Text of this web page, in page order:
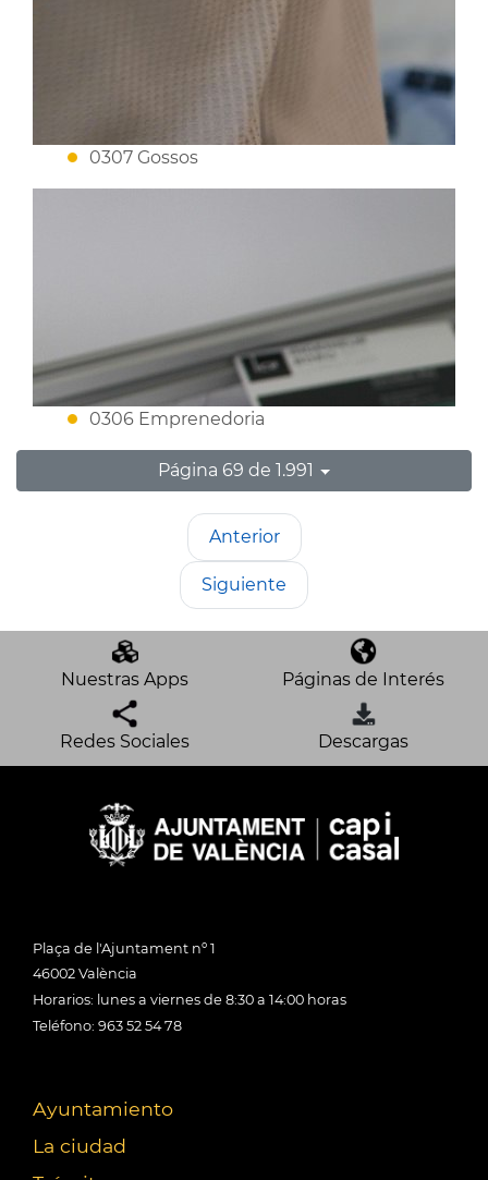
0307 Gossos
0306 Emprenedoria
Página 69 de 1.991
Anterior
Siguiente
Nuestras Apps Páginas de Interés
Redes Sociales Descargas
Plaça de l'Ajuntament nº 1
46002 València
Horarios: lunes a viernes de 8:30 a 14:00 horas
Teléfono: 963 52 54 78
Ayuntamiento
La ciudad